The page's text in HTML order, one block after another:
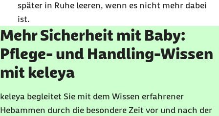
später in Ruhe leeren, wenn es nicht mehr dabei
ist.
Mehr Sicherheit mit Baby:
Pflege- und Handling-Wissen
mit keleya
keleya begleitet Sie mit dem Wissen erfahrener
Hebammen durch die besondere Zeit vor und nach der